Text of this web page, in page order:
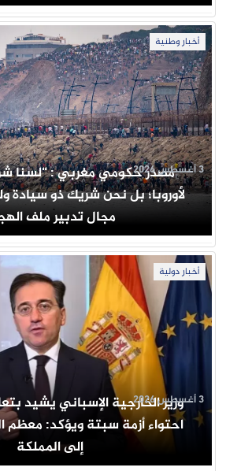
أخبار وطنية
مصدر حكومي مغربي : “لسنا
لأوروبا؛ بل نحن شريك ذو سيادة
مجال تدبير ملف
3 أغسطس 2026
أخبار دولية
وزير الخارجية الإسباني يشيد
احتواء أزمة سبتة ويؤكد: معظم
إلى المملكة
3 أغسطس 2026